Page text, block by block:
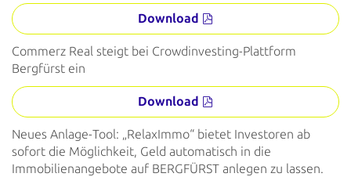
Download
Commerz Real steigt bei Crowdinvesting-Plattform
Bergfürst ein
Download
Neues Anlage-Tool: „RelaxImmo“ bietet Investoren ab
sofort die Möglichkeit, Geld automatisch in die
Immobilienangebote auf BERGFÜRST anlegen zu lassen.